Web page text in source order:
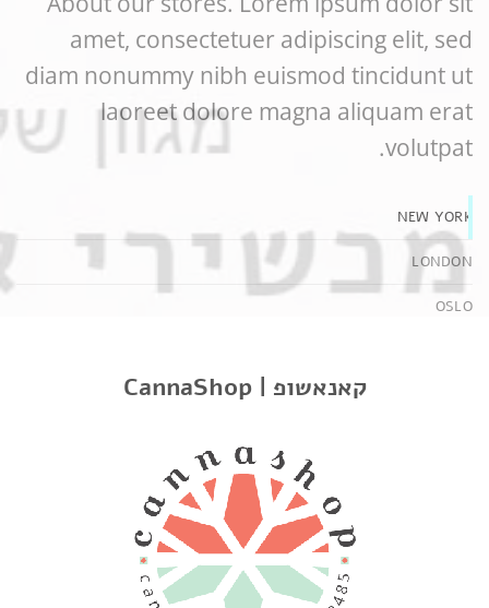
CannaShop | קאנאשופ
amet, consectetuer adipiscing elit, sed
diam nonummy nibh euismod tincidunt ut
laoreet dolore magna aliquam erat
volutpat.
NEW YORK
LONDON
OSLO
ADD AS MANY AS YOU WANT